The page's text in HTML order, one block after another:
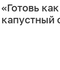
«Готовь
капустный